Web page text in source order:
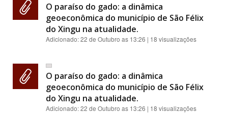
O paraíso do gado: a dinâmica
geoeconômica do município de São Félix
do Xingu na atualidade.
Adicionado:22 de Outubro as 13:26 | 18 visualizações
O paraíso do gado: a dinâmica
geoeconômica do município de São Félix
do Xingu na atualidade.
Adicionado:22 de Outubro as 13:26 | 18 visualizações